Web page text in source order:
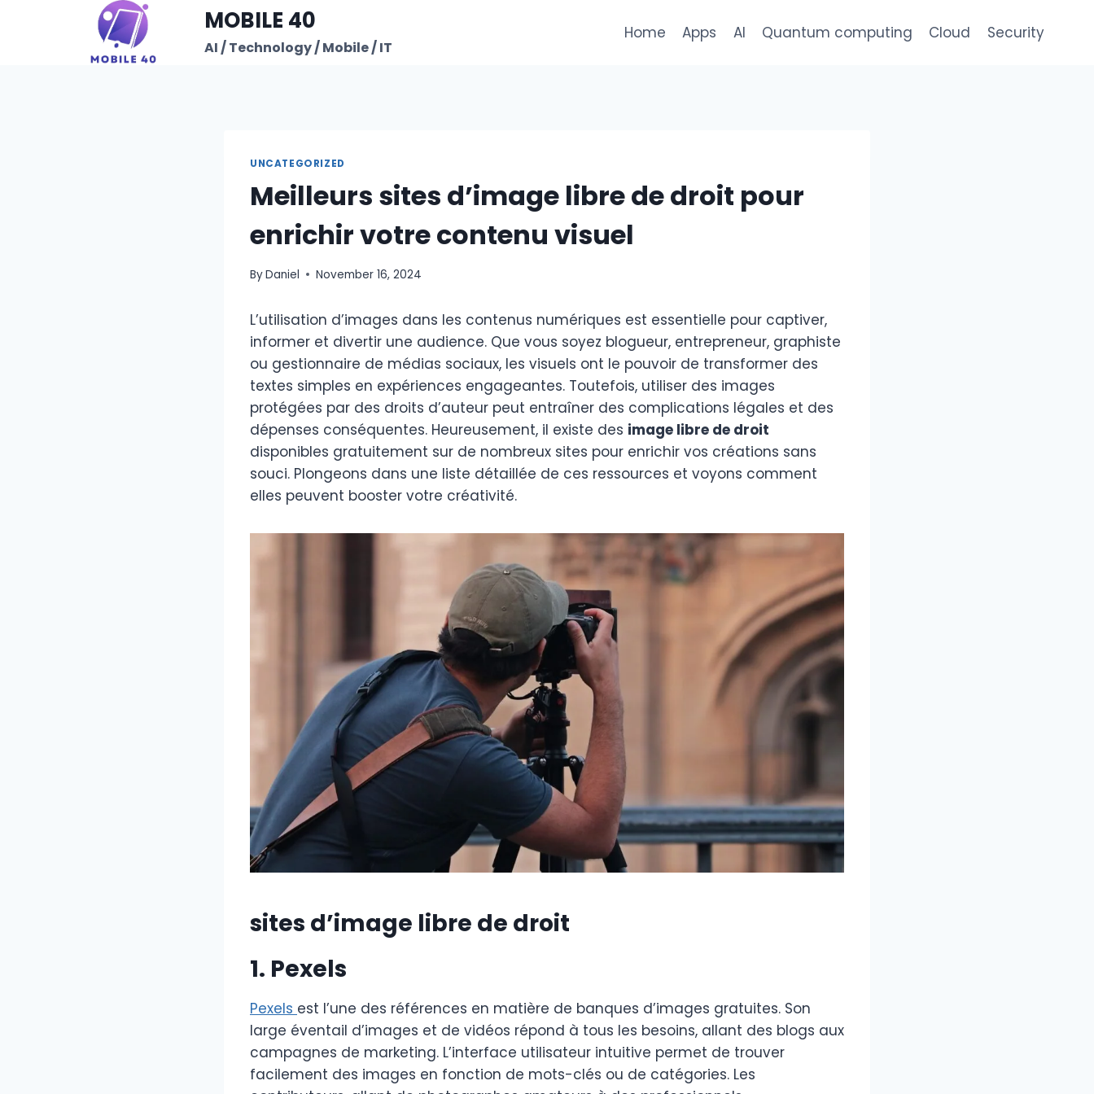
MOBILE 40
AI / Technology / Mobile / IT
Home Apps AI Quantum computing Cloud Security
UNCATEGORIZED
Meilleurs sites d’image libre de droit pour
enrichir votre contenu visuel
ByDaniel November 16, 2024
L’utilisation d’images dans les contenus numériques est essentielle pour captiver,
informer et divertir une audience. Que vous soyez blogueur, entrepreneur, graphiste
ou gestionnaire de médias sociaux, les visuels ont le pouvoir de transformer des
textes simples en expériences engageantes. Toutefois, utiliser des images
protégées par des droits d’auteur peut entraîner des complications légales et des
dépenses conséquentes. Heureusement, il existe des image libre de droit
disponibles gratuitement sur de nombreux sites pour enrichir vos créations sans
souci. Plongeons dans une liste détaillée de ces ressources et voyons comment
elles peuvent booster votre créativité.
sites d’image libre de droit
1. Pexels
Pexels est l’une des références en matière de banques d’images gratuites. Son
large éventail d’images et de vidéos répond à tous les besoins, allant des blogs aux
campagnes de marketing. L’interface utilisateur intuitive permet de trouver
facilement des images en fonction de mots-clés ou de catégories. Les